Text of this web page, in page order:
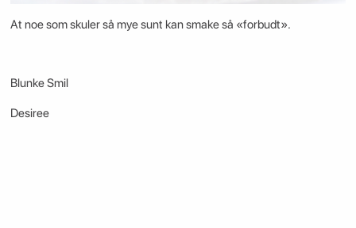
At noe som skuler så mye sunt kan smake så «forbudt».
Blunke Smil
Desiree